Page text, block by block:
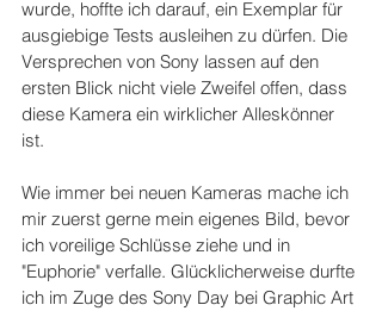
wurde, hoffte ich darauf, ein Exemplar für
ausgiebige Tests ausleihen zu dürfen. Die
Versprechen von Sony lassen auf den
ersten Blick nicht viele Zweifel offen, dass
diese Kamera ein wirklicher Alleskönner
ist.
Wie immer bei neuen Kameras mache ich
mir zuerst gerne mein eigenes Bild, bevor
ich voreilige Schlüsse ziehe und in
"Euphorie" verfalle. Glücklicherweise durfte
ich im Zuge des Sony Day bei Graphic Art